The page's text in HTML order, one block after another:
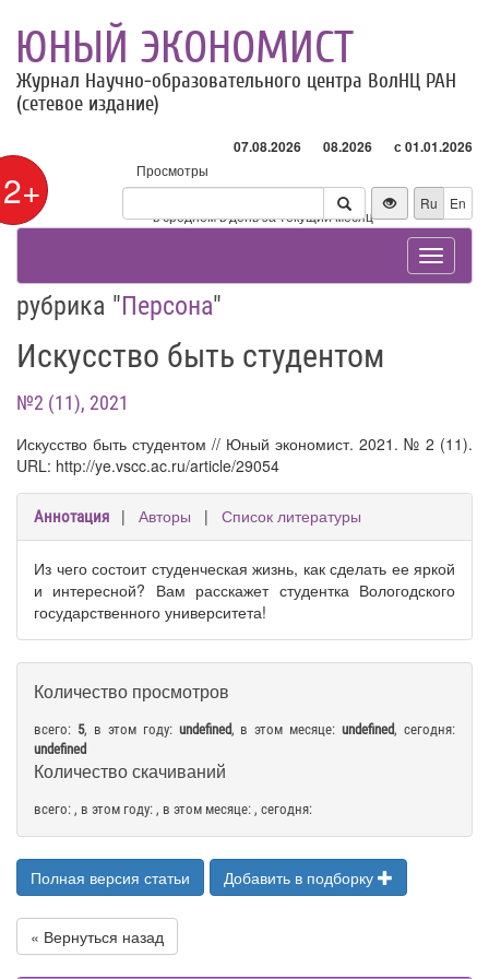
ЮНЫЙ ЭКОНОМИСТ
Журнал Научно-образовательного центра ВолНЦ РАН
(сетевое издание)
07.08.2026 08.2026 с 01.01.2026
Просмотры
Посетители
* - в среднем в день за текущий месяц
Ru En
Toggle
рубрика "Персона"
Искусство быть студентом
№2 (11), 2021
Искусство быть студентом // Юный экономист. 2021. № 2 (11).
URL: http://ye.vscc.ac.ru/article/29054
Аннотация | Авторы | Список литературы
Из чего состоит студенческая жизнь, как сделать ее яркой
и интересной? Вам расскажет студентка Вологодского
государственного университета!
Количество просмотров
всего: 5, в этом году: undefined, в этом месяце:undefined, сегодня:
undefined
Количество скачиваний
всего: , в этом году: , в этом месяце: , сегодня:
Полная версия статьи Добавить в подборку
« Вернуться назад